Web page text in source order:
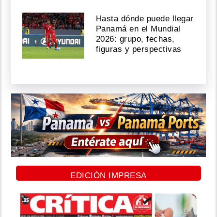
Hasta dónde puede llegar
Panamá en el Mundial
2026: grupo, fechas,
figuras y perspectivas
EDICIÓN IMPRESA